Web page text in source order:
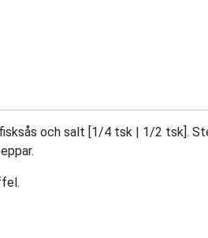
och salt [1/4 tsk | 1/2 tsk].